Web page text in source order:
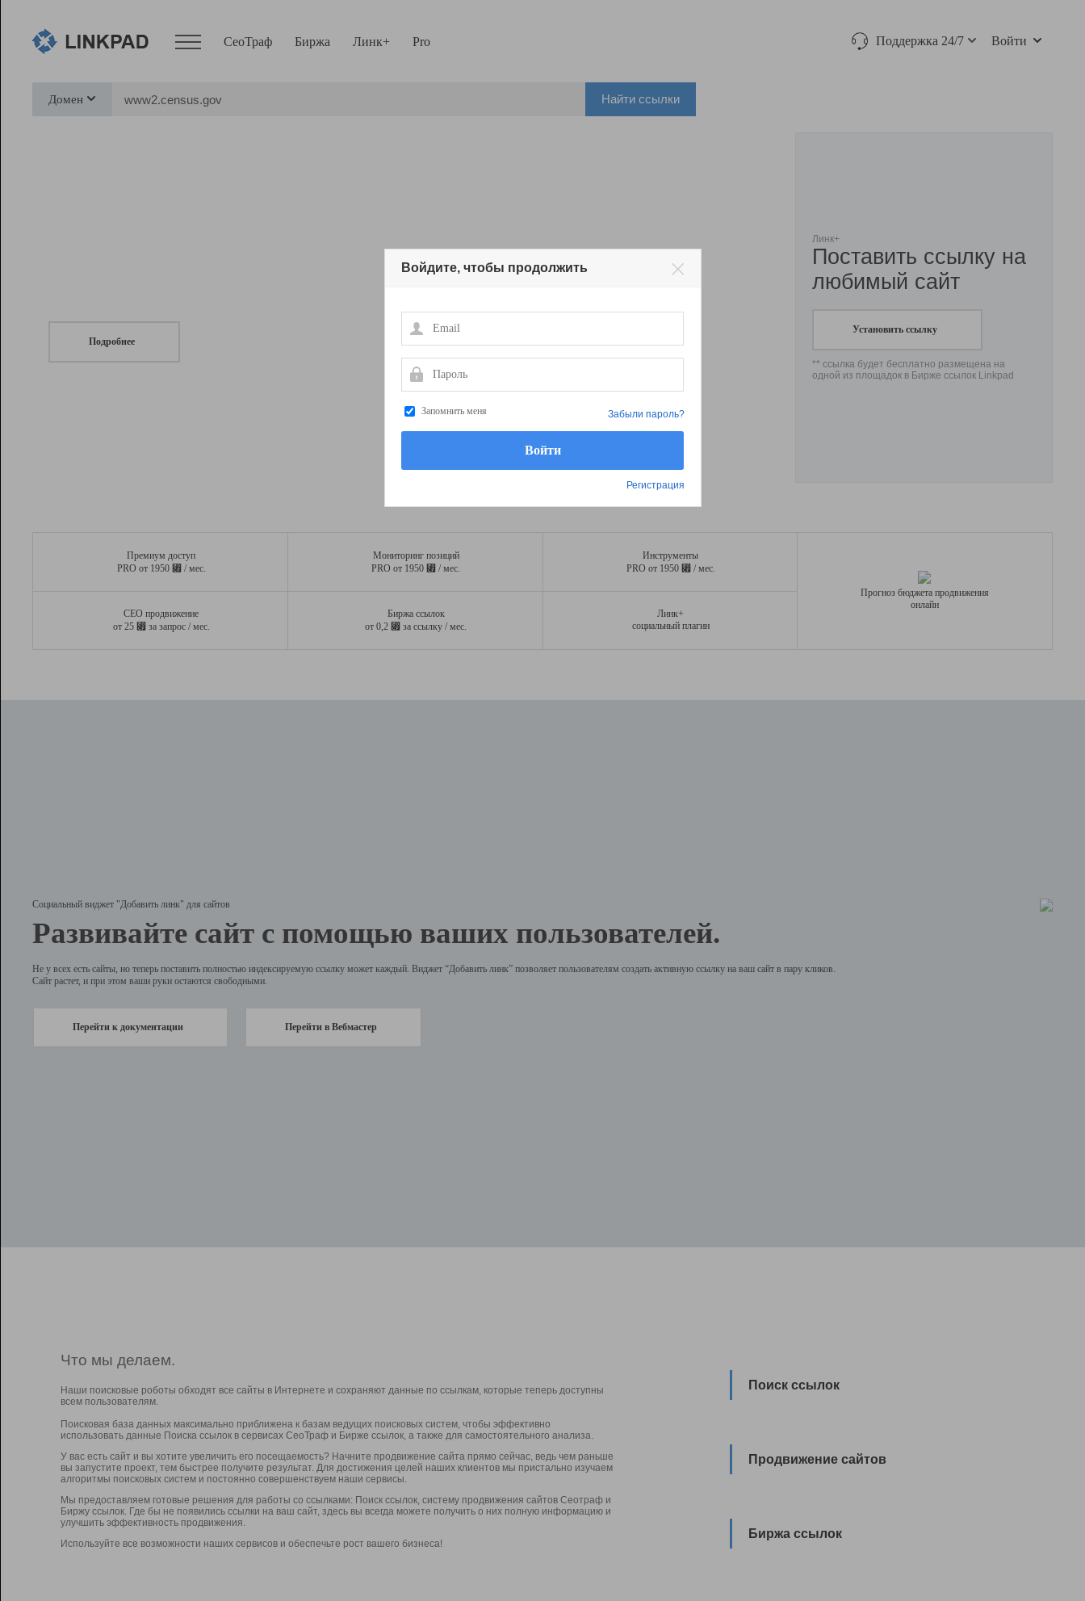
СеоТраф Биржа Линк+ Pro Поддержка 24/7 Войти
Домен Найти ссылки
Подробнее
Линк+
Поставить ссылку на
любимый сайт
Установить ссылку
** ссылка будет бесплатно размещена на
одной из площадок в Бирже ссылок Linkpad
Премиум доступ
PRO от 1950 ⃏ / мес.
Мониторинг позиций
PRO от 1950 ⃏ / мес.
Инструменты
PRO от 1950 ⃏ / мес.
СЕО продвижение
от 25 ⃏ за запрос / мес.
Биржа ссылок
от 0,2 ⃏ за ссылку / мес.
Линк+
социальный плагин
Прогноз бюджета продвижения
онлайн
Социальный виджет "Добавить линк" для сайтов
Развивайте сайт с помощью ваших пользователей.
Не у всех есть сайты, но теперь поставить полностью индексируемую ссылку может каждый. Виджет “Добавить линк” позволяет пользователям создать активную ссылку на ваш сайт в пару кликов.
Сайт растет, и при этом ваши руки остаются свободными.
Перейти к документации Перейти в Вебмастер
Что мы делаем.
Наши поисковые роботы обходят все сайты в Интернете и сохраняют данные по ссылкам, которые теперь доступны
всем пользователям.
Поисковая база данных максимально приближена к базам ведущих поисковых систем, чтобы эффективно
использовать данные Поиска ссылок в сервисах СеоТраф и Бирже ссылок, а также для самостоятельного анализа.
У вас есть сайт и вы хотите увеличить его посещаемость? Начните продвижение сайта прямо сейчас, ведь чем раньше
вы запустите проект, тем быстрее получите результат. Для достижения целей наших клиентов мы пристально изучаем
алгоритмы поисковых систем и постоянно совершенствуем наши сервисы.
Мы предоставляем готовые решения для работы со ссылками: Поиск ссылок, систему продвижения сайтов Сеотраф и
Биржу ссылок. Где бы не появились ссылки на ваш сайт, здесь вы всегда можете получить о них полную информацию и
улучшить эффективность продвижения.
Используйте все возможности наших сервисов и обеспечьте рост вашего бизнеса!
Поиск ссылок
Продвижение сайтов
Биржа ссылок
Войдите, чтобы продолжить
Email
Пароль
Запомнить меня
Регистрация
Забыли пароль?